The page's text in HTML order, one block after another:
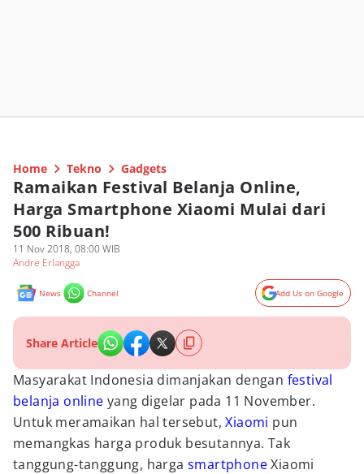
Home Tekno Gadgets
Ramaikan Festival Belanja Online,
Harga Smartphone Xiaomi Mulai dari
500 Ribuan!
11 Nov 2018, 08:00 WIB
Andre Erlangga
News Channel Add Us on Google
Share Article
Masyarakat Indonesia dimanjakan dengan festival
belanja online yang digelar pada 11 November.
Untuk meramaikan hal tersebut,Xiaomi pun
memangkas harga produk besutannya. Tak
tanggung-tanggung, harga smartphoneXiaomi